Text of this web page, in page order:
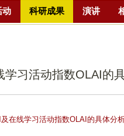
分
动 科研成果 演讲
学习活动指数OLAI的
在线学习活动指数OLAI的具体分